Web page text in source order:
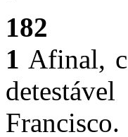
182
1 Afinal,
Francisco.